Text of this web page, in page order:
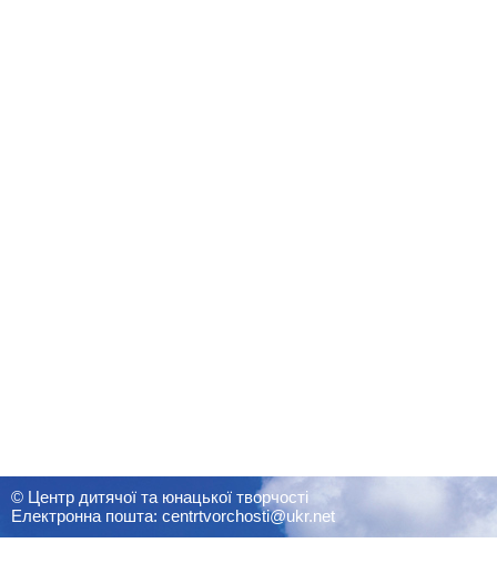
© Центр дитячої та юнацької творчості
Електронна пошта: centrtvorchosti@ukr.net